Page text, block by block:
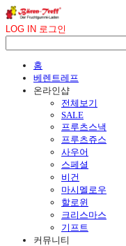
LOG IN 로그인
홈
베렌트레프
온라인샵
전체보기
SALE
프루츠스낵
프루츠쥬스
사우어
스페셜
비건
마시멜로우
할로윈
크리스마스
기프트
커뮤니티